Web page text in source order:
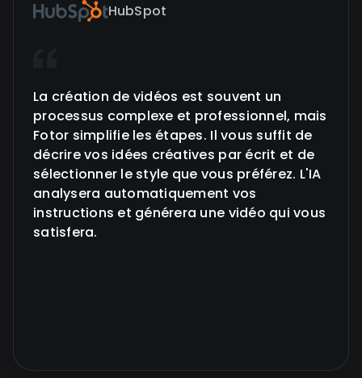
HubSpot
La création de vidéos est souvent un
processus complexe et professionnel, mais
Fotor simplifie les étapes. Il vous suffit de
décrire vos idées créatives par écrit et de
sélectionner le style que vous préférez. L'IA
analysera automatiquement vos
instructions et générera une vidéo qui vous
satisfera.